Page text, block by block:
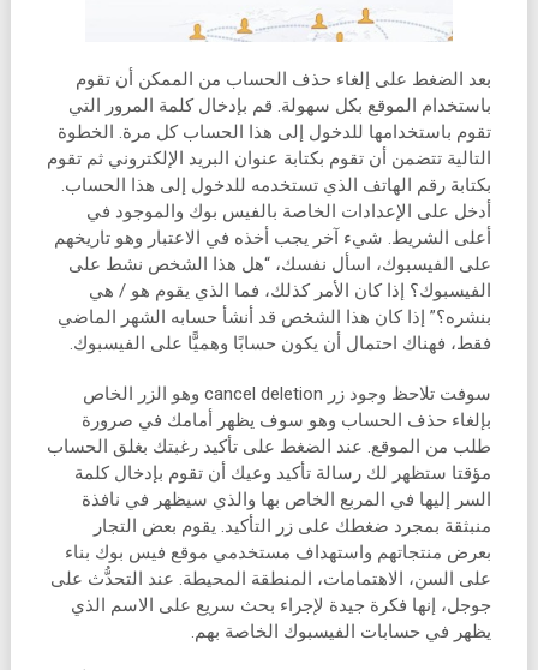
بعد الضغط على إلغاء حذف الحساب من الممكن أن تقوم
باستخدام الموقع بكل سهولة. قم بإدخال كلمة المرور التي
تقوم باستخدامها للدخول إلى هذا الحساب كل مرة. الخطوة
التالية تتضمن أن تقوم بكتابة عنوان البريد الإلكتروني ثم تقوم
بكتابة رقم الهاتف الذي تستخدمه للدخول إلى هذا الحساب.
أدخل على الإعدادات الخاصة بالفيس بوك والموجود في
أعلى الشريط. شيء آخر يجب أخذه في الاعتبار وهو تاريخهم
على الفيسبوك، اسأل نفسك، “هل هذا الشخص نشط على
الفيسبوك؟ إذا كان الأمر كذلك، فما الذي يقوم هو / هي
بنشره؟” إذا كان هذا الشخص قد أنشأ حسابه الشهر الماضي
فقط، فهناك احتمال أن يكون حسابًا وهميًّا على الفيسبوك.
سوفت تلاحظ وجود زر cancel deletion وهو الزر الخاص
بإلغاء حذف الحساب وهو سوف يظهر أمامك في صرورة
طلب من الموقع. عند الضغط على تأكيد رغبتك بغلق الحساب
مؤقتا ستظهر لك رسالة تأكيد وعيك أن تقوم بإدخال كلمة
السر إليها في المربع الخاص بها والذي سيظهر في نافذة
منبثقة بمجرد ضغطك على زر التأكيد. يقوم بعض التجار
بعرض منتجاتهم واستهداف مستخدمي موقع فيس بوك بناء
على السن، الاهتمامات، المنطقة المحيطة. عند التحدُّث على
جوجل، إنها فكرة جيدة لإجراء بحث سريع على الاسم الذي
يظهر في حسابات الفيسبوك الخاصة بهم.